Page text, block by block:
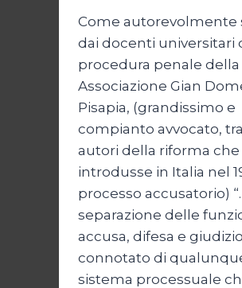
Come autorevolmente
dai docenti universitari
procedura penale della
Associazione Gian
Pisapia, (grandissimo e
compianto avvocato,
autori della riforma che
introdusse in Italia nel
processo accusatorio)
separazione delle
accusa, difesa e
connotato di
sistema processuale